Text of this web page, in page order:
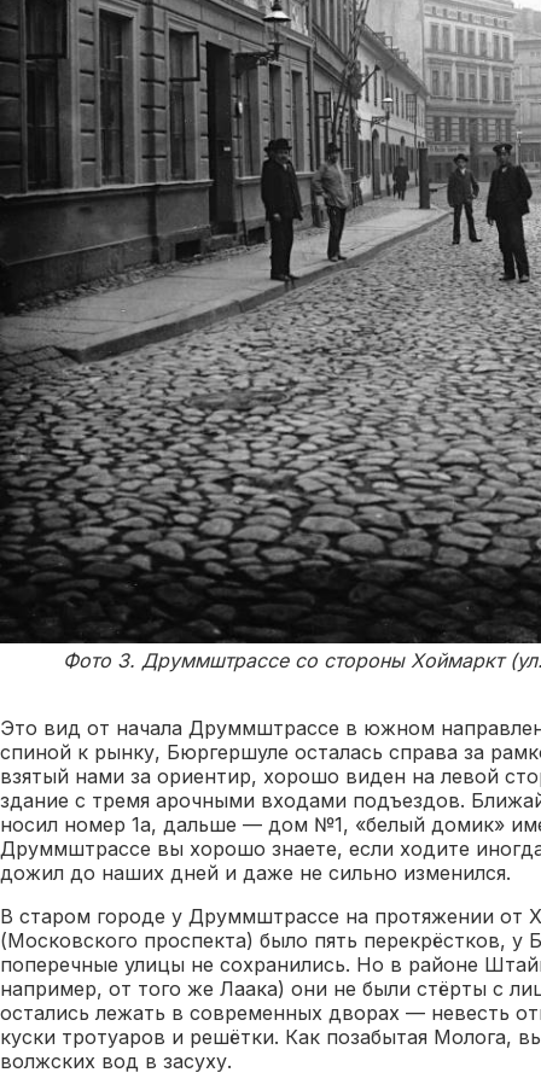
Фото 3. Друммштрассе со стороны Хоймаркт
Это вид от начала Друммштрассе в южном
спиной к рынку, Бюргершуле осталась справа за
взятый нами за ориентир, хорошо виден на левой
здание с тремя арочными входами подъездов.
носил номер 1а, дальше — дом №1, «белый домик»
Друммштрассе вы хорошо знаете, если ходите
дожил до наших дней и даже не сильно изменился.
В старом городе у Друммштрассе на протяжении от
(Московского проспекта) было пять перекрёстков, у
поперечные улицы не сохранились. Но в районе
например, от того же Лаака) они не были стёрты с
остались лежать в современных дворах — невесть
куски тротуаров и решётки. Как позабытая Молога,
волжских вод в засуху.